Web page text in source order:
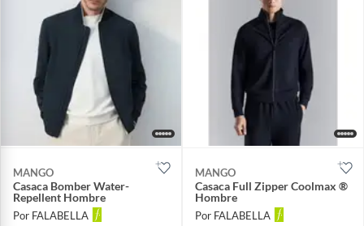
MANGO
Casaca Bomber Water-
Repellent Hombre
Por FALABELLA
MANGO
Casaca Full Zipper Coolmax ®
Hombre
Por FALABELLA